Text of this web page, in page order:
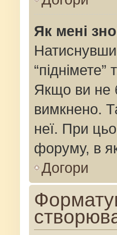
Як мені
Натиснувши
Якщо ви не
вимкнено.
неї. При
форуму, в
Догори